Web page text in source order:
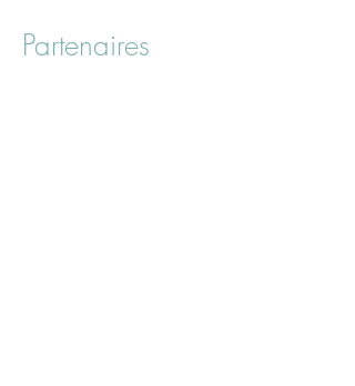
Partenaires